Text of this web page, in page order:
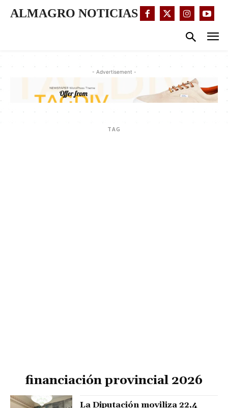
ALMAGRO NOTICIAS
- Advertisement -
TAG
financiación provincial 2026
La Diputación moviliza 22,4